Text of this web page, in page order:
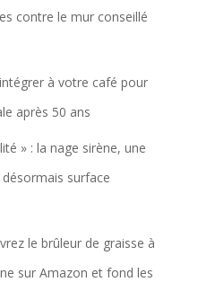
contre le mur conseillé
à votre café pour
après 50 ans
» : la nage sirène, une
surface
le brûleur de graisse à
sur Amazon et fond les